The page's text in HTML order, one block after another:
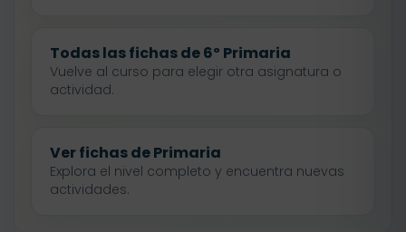
Todas las fichas de 6º Primaria
Vuelve al curso para elegir otra asignatura o
actividad.
Ver fichas de Primaria
Explora el nivel completo y encuentra nuevas
actividades.